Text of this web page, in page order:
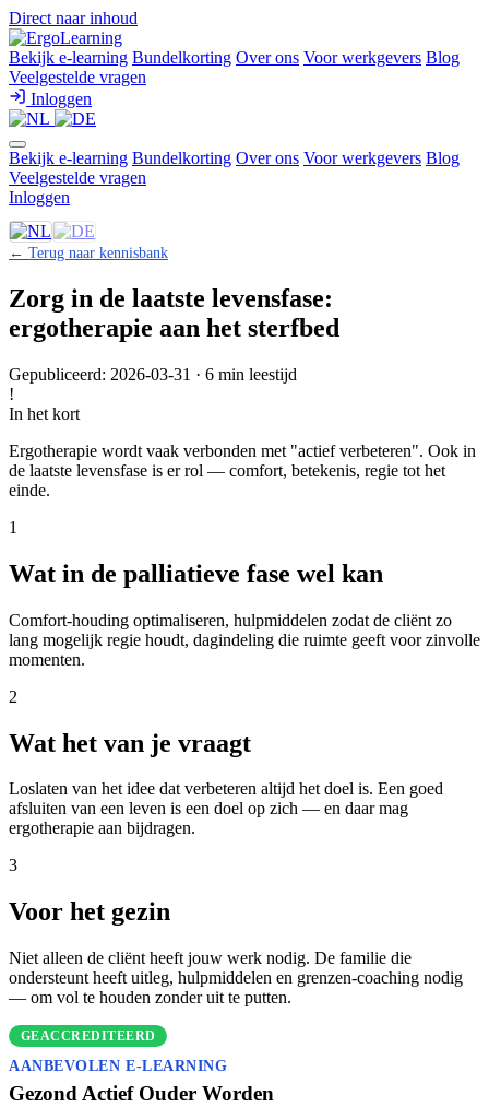
Direct naar inhoud
Bekijk e-learning Bundelkorting Over ons Voor werkgevers Blog
Veelgestelde vragen
Inloggen
Bekijk e-learning Bundelkorting Over ons Voor werkgevers Blog
Veelgestelde vragen
Inloggen
← Terug naar kennisbank
Zorg in de laatste levensfase:
ergotherapie aan het sterfbed
Gepubliceerd: 2026-03-31 · 6 min leestijd
!
In het kort
Ergotherapie wordt vaak verbonden met "actief verbeteren". Ook in
de laatste levensfase is er rol — comfort, betekenis, regie tot het
einde.
1
Wat in de palliatieve fase wel kan
Comfort-houding optimaliseren, hulpmiddelen zodat de cliënt zo
lang mogelijk regie houdt, dagindeling die ruimte geeft voor zinvolle
momenten.
2
Wat het van je vraagt
Loslaten van het idee dat verbeteren altijd het doel is. Een goed
afsluiten van een leven is een doel op zich — en daar mag
ergotherapie aan bijdragen.
3
Voor het gezin
Niet alleen de cliënt heeft jouw werk nodig. De familie die
ondersteunt heeft uitleg, hulpmiddelen en grenzen-coaching nodig
— om vol te houden zonder uit te putten.
GEACCREDITEERD
AANBEVOLEN E-LEARNING
Gezond Actief Ouder Worden